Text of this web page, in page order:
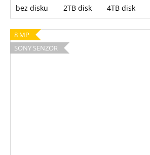
bez disku 2TB disk 4TB disk
8 MP
SONY SENZOR